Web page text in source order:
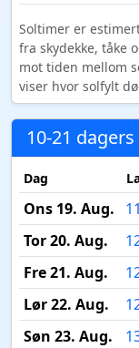
Soltimer er
fra skydekke, tåke
mot tiden mellom
viser hvor solfylt
10-21
Dag
Ons 19. Aug.
Tor 20. Aug.
Fre 21. Aug.
Lør 22. Aug.
Søn 23. Aug.